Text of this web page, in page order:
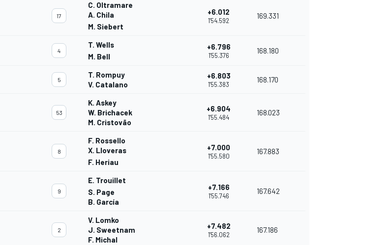
17
C. Oltramare
A. Chila
M. Siebert
+6.012
1'54.592
169.331
4
T. Wells
M. Bell
+6.796
1'55.376
168.180
5
T. Rompuy
V. Catalano
+6.803
1'55.383
168.170
53
K. Askey
W. Brichacek
M. Cristovão
+6.904
1'55.484
168.023
8
F. Rossello
X. Lloveras
F. Heriau
+7.000
1'55.580
167.883
9
E. Trouillet
S. Page
B. García
+7.166
1'55.746
167.642
2
V. Lomko
J. Sweetnam
F. Michal
+7.482
1'56.062
167.186